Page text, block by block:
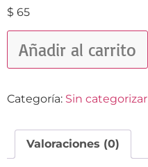
$ 65
Añadir al carrito
Categoría: Sin categorizar
Valoraciones (0)